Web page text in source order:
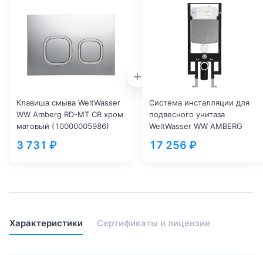
Клавиша смыва WeltWasser
WW Amberg RD-MT CR хром
матовый (10000005986)
3 731 ₽
Система инсталляции для
подвесного унитаза
WeltWasser WW AMBERG
17 256 ₽
Характеристики Сертификаты и лицензии